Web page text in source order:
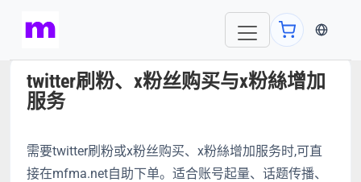
当前语
twitter刷粉、x粉丝购买与x粉絲增加
服务
需要twitter刷粉或x粉丝购买、x粉絲增加服务时,可直
接在mfma.net自助下单。适合账号起量、话题传播、